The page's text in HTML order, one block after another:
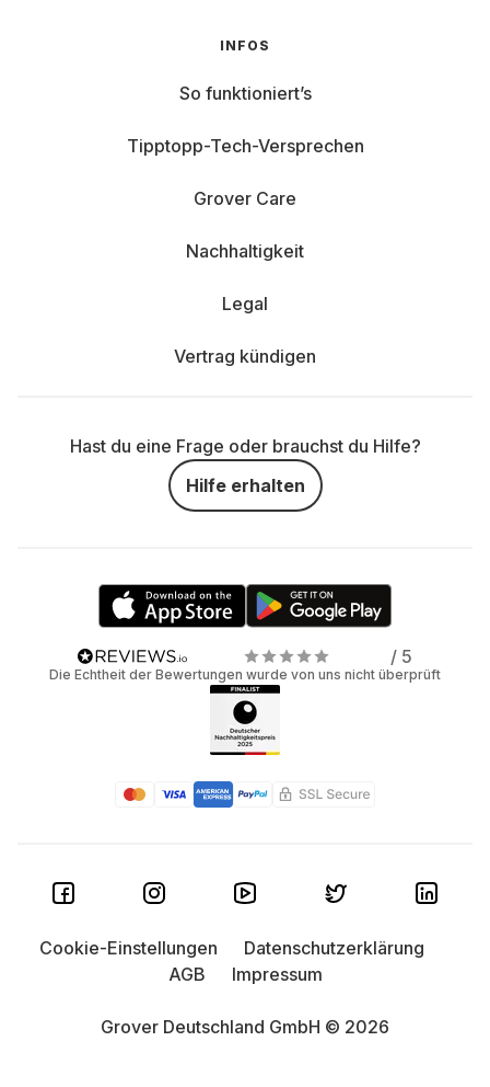
INFOS
So funktioniert’s
Tipptopp-Tech-Versprechen
Grover Care
Nachhaltigkeit
Legal
Vertrag kündigen
Hast du eine Frage oder brauchst du Hilfe?
Hilfe erhalten
/ 5
Die Echtheit der Bewertungen wurde von uns nicht überprüft
Grover Deutschland GmbH © 2026
Cookie-Einstellungen
Datenschutzerklärung
AGB
Impressum